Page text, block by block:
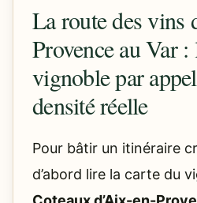
La route des vins
Provence au Var
vignoble par
densité réelle
Pour bâtir un itinéraire
d’abord lire la carte du